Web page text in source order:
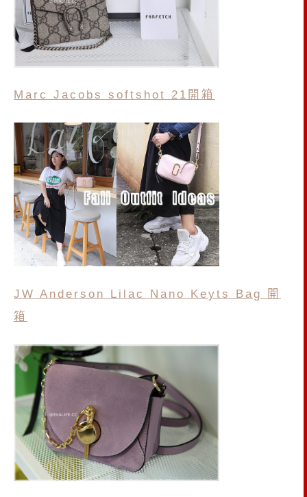
Marc Jacobs softshot 21開箱
JW Anderson Lilac Nano Keyts Bag 開
箱